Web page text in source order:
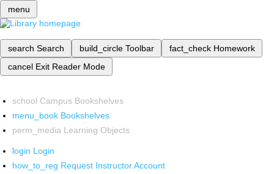
menu
search Search build_circle Toolbar fact_check Homework
cancel Exit Reader Mode
school Campus Bookshelves
menu_book Bookshelves
perm_media Learning Objects
login Login
how_to_reg Request Instructor Account